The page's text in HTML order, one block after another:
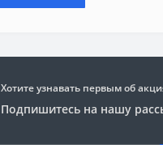
Хотите узнавать первым об
Подпишитесь на нашу